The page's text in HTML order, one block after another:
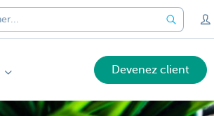
Devenez client